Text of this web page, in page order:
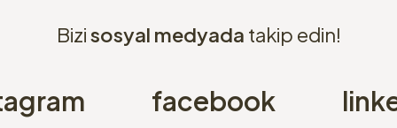
Bizisosyal medyada takip edin!
facebook